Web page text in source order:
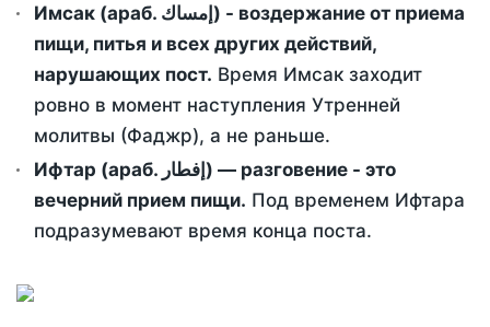
Имсак (араб. إمساك) - воздержание от приема
пищи, питья и всех других действий,
нарушающих пост. Время Имсак заходит
ровно в момент наступления Утренней
молитвы (Фаджр), а не раньше.
Ифтар (араб. إفطار) — разговение - это
вечерний прием пищи. Под временем Ифтара
подразумевают время конца поста.